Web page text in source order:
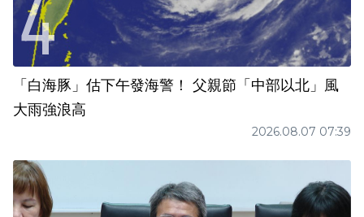
「白海豚」估下午發海警！ 父親節「中部以北」風
大雨強浪高
2026.08.07 07:39